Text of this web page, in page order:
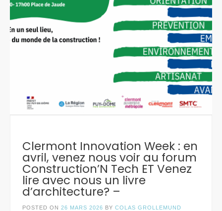
Clermont Innovation Week : en
avril, venez nous voir au forum
Construction’N Tech ET Venez
lire avec nous un livre
d’architecture? –
POSTED ON 26 MARS 2026 BY COLAS GROLLEMUND